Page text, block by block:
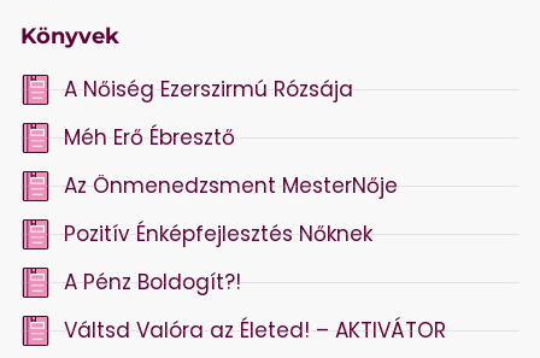
Könyvek
A Nőiség Ezerszirmú Rózsája
Méh Erő Ébresztő
Az Önmenedzsment MesterNője
Pozitív Énképfejlesztés Nőknek
A Pénz Boldogít?!
Váltsd Valóra az Életed! – AKTIVÁTOR